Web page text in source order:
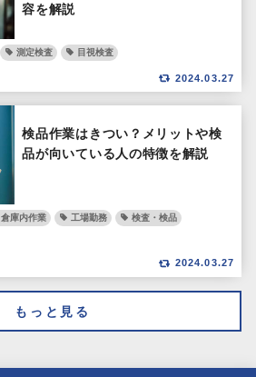
容を解説
測定検査 目視検査
2024.03.27
検品作業はきつい？メリットや検
品が向いている人の特徴を解説
倉庫内作業 工場勤務
検査・検品
2024.03.27
もっと見る